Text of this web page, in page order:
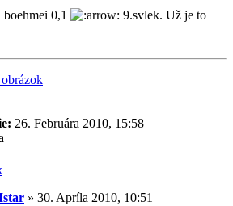
0,1
9.svlek. Už je to
26. Februára 2010, 15:58
» 30. Apríla 2010, 10:51